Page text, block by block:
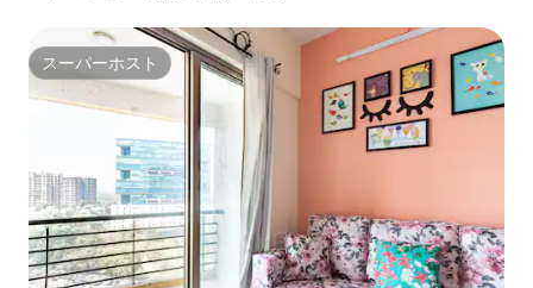
スーパーホスト
スーパーホスト